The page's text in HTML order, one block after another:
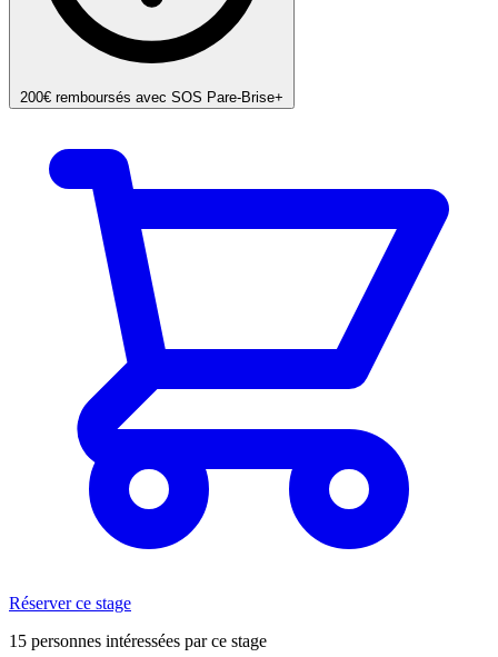
200€ remboursés avec SOS Pare-Brise+
Réserver ce stage
15 personnes intéressées par ce stage